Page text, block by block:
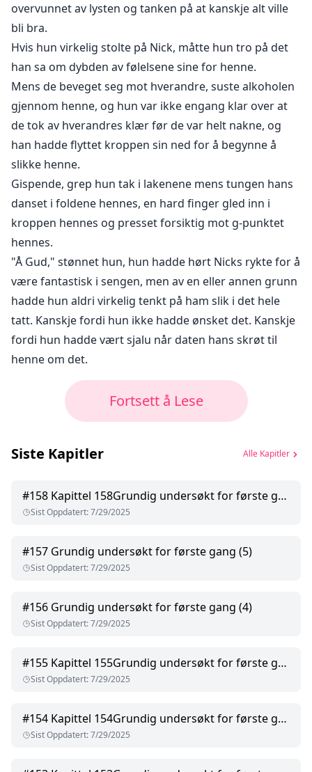
overvunnet av lysten og tanken på at kanskje alt ville
bli bra.
Hvis hun virkelig stolte på Nick, måtte hun tro på det
han sa om dybden av følelsene sine for henne.
Mens de beveget seg mot hverandre, suste alkoholen
gjennom henne, og hun var ikke engang klar over at
de tok av hverandres klær før de var helt nakne, og
han hadde flyttet kroppen sin ned for å begynne å
slikke henne.
Gispende, grep hun tak i lakenene mens tungen hans
danset i foldene hennes, en hard finger gled inn i
kroppen hennes og presset forsiktig mot g-punktet
hennes.
"Å Gud," stønnet hun, hun hadde hørt Nicks rykte for å
være fantastisk i sengen, men av en eller annen grunn
hadde hun aldri virkelig tenkt på ham slik i det hele
tatt. Kanskje fordi hun ikke hadde ønsket det. Kanskje
fordi hun hadde vært sjalu når daten hans skrøt til
henne om det.
Fortsett å Lese
Siste Kapitler Alle Kapitler
#158 Kapittel 158Grundig undersøkt for første gang (6)
Sist Oppdatert:7/29/2025
#157 Grundig undersøkt for første gang (5)
Sist Oppdatert:7/29/2025
#156 Grundig undersøkt for første gang (4)
Sist Oppdatert:7/29/2025
#155 Kapittel 155Grundig undersøkt for første gang (3)
Sist Oppdatert:7/29/2025
#154 Kapittel 154Grundig undersøkt for første gang (2)
Sist Oppdatert:7/29/2025